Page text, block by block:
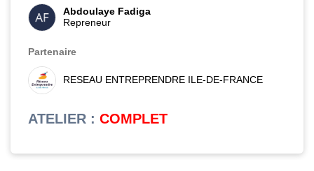
Abdoulaye Fadiga
Repreneur
Partenaire
RESEAU ENTREPRENDRE ILE-DE-FRANCE
ATELIER : COMPLET